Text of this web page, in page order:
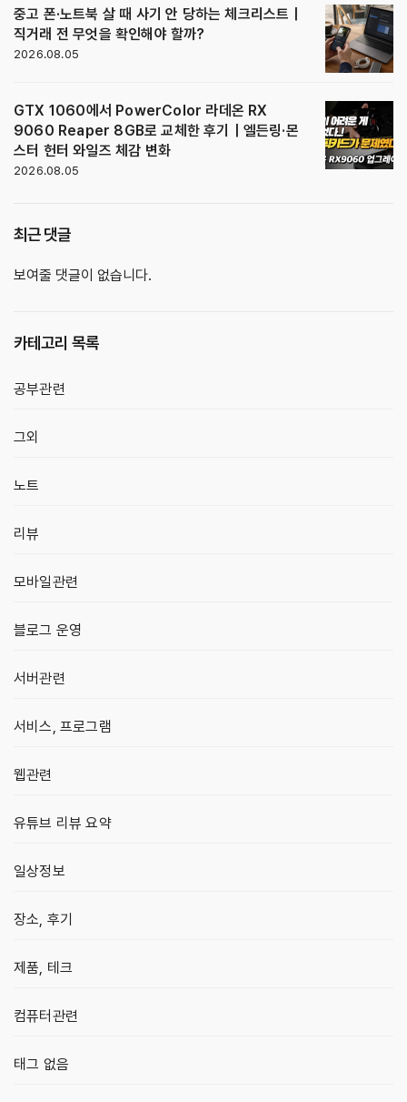
중고 폰·노트북 살 때 사기 안 당하는 체크리스트｜
직거래 전 무엇을 확인해야 할까?
2026.08.05
GTX 1060에서 PowerColor 라데온 RX
9060 Reaper 8GB로 교체한 후기｜엘든링·몬
스터 헌터 와일즈 체감 변화
2026.08.05
최근 댓글
보여줄 댓글이 없습니다.
카테고리 목록
공부관련
그외
노트
리뷰
모바일관련
블로그 운영
서버관련
서비스, 프로그램
웹관련
유튜브 리뷰 요약
일상정보
장소, 후기
제품, 테크
컴퓨터관련
태그 없음